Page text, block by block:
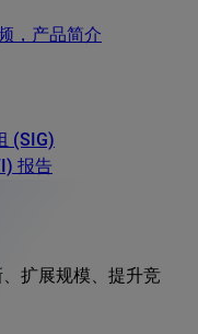
，产品简介
(SIG)
报告
扩展规模、提升竞